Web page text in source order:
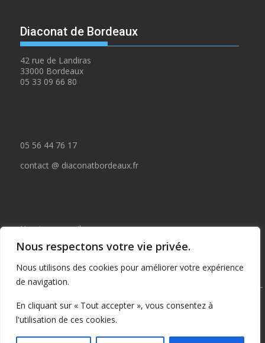
Nous respectons votre vie privée.
Nous utilisons des cookies pour améliorer votre expérience
de navigation.
En cliquant sur « Tout accepter », vous consentez à
l'utilisation de ces cookies.
Diaconat de Bordeaux
42 rue de Landiras
33000 Bordeaux
05 33 09 66 80
05 56 44 76 17
contact @ diaconatbordeaux.fr
Horaires accueil :
du lundi au jeudi de 09:00 à 12:30
et de 14:00 à 17:00
Tous droits réservés © depuis 2015 : Il est interdit de copier ou
publier tout ou partie de ce contenu sans autorisation préalable
écrite du Diaconat